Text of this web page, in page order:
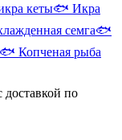
кеты🐟 Икра
семга🐟
🐟 Копченая рыба
по